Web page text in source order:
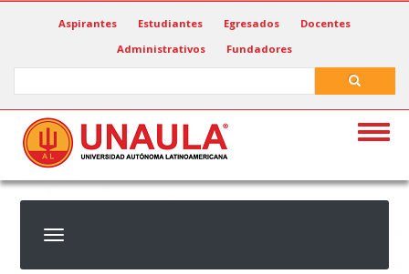
Aspirantes Estudiantes Egresados
Docentes
Administrativos
Fundadores